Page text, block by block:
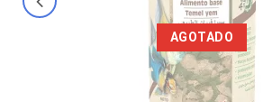
AGOTADO